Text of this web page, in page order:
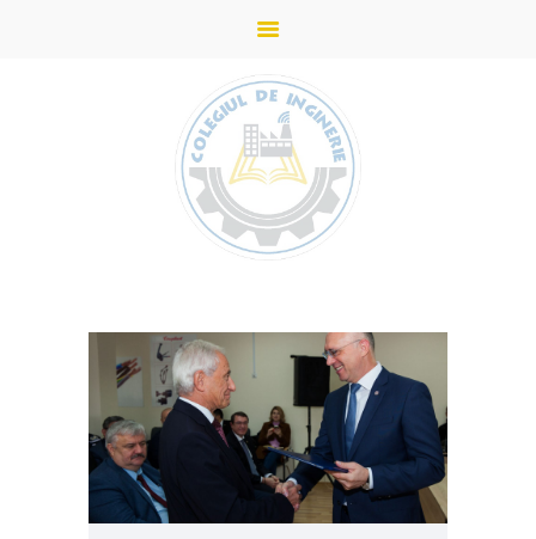
ADMITERE
PARTENERI
NOUTĂȚI
GALERIE
CONTACTE